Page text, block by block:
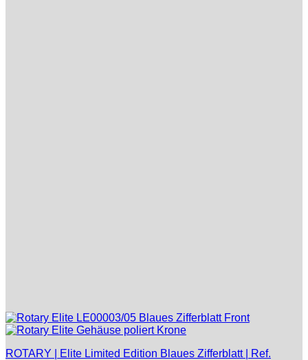
ROTARY | Elite Limited Edition Blaues Zifferblatt | Ref.